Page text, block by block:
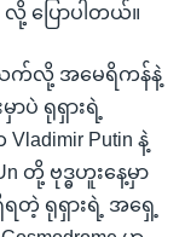
ပြောပါတယ်။
သက်လို့ အမေရိကန်နဲ့
ပဲ ရုရှားရဲ့
Putin နဲ့
တို့ ဗုဒ္ဓဟူးနေ့မှာ
တဲ့ ရုရှားရဲ့ အရှေ့